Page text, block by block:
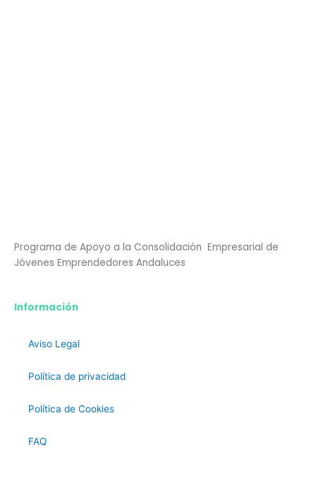
Programa de Apoyo a la Consolidación Empresarial de
Jóvenes Emprendedores Andaluces
Información
Aviso Legal
Política de privacidad
Política de Cookies
FAQ